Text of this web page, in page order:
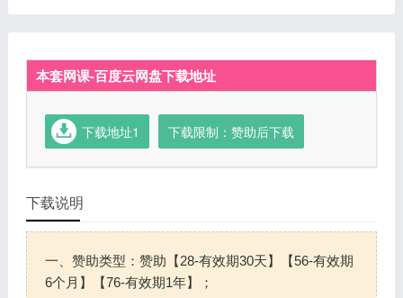
本套网课-百度云网盘下载地址
下载地址1 下载限制：赞助后下载
下载说明
一、赞助类型：赞助【28-有效期30天】【56-有效期
6个月】【76-有效期1年】；